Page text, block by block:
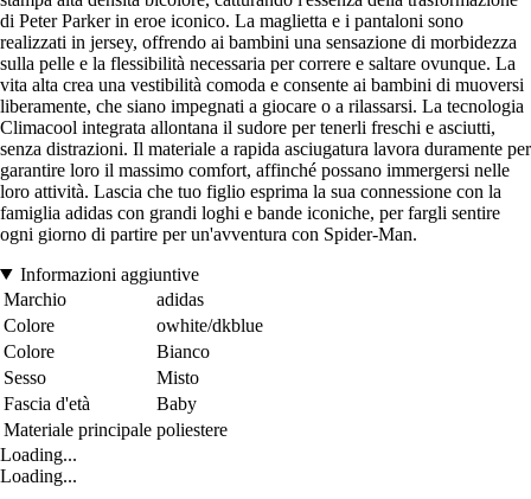
di Peter Parker in eroe iconico. La maglietta e i pantaloni sono
realizzati in jersey, offrendo ai bambini una sensazione di morbidezza
sulla pelle e la flessibilità necessaria per correre e saltare ovunque. La
vita alta crea una vestibilità comoda e consente ai bambini di muoversi
liberamente, che siano impegnati a giocare o a rilassarsi. La tecnologia
Climacool integrata allontana il sudore per tenerli freschi e asciutti,
senza distrazioni. Il materiale a rapida asciugatura lavora duramente per
garantire loro il massimo comfort, affinché possano immergersi nelle
loro attività. Lascia che tuo figlio esprima la sua connessione con la
famiglia adidas con grandi loghi e bande iconiche, per fargli sentire
ogni giorno di partire per un'avventura con Spider-Man.
Informazioni aggiuntive
Marchio
adidas
Colore
owhite/dkblue
Colore
Bianco
Sesso
Misto
Fascia d'età
Baby
Materiale principale poliestere
Loading...
Loading...